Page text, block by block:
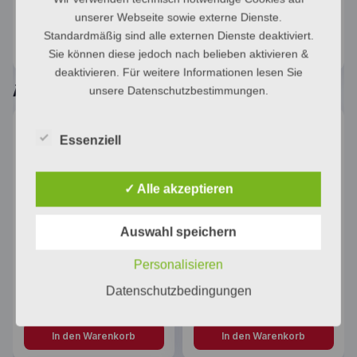
Kategorie: Outlet
Ähnliche Produkte
concept 100
Ursprünglicher Preis war: 561,00 €
Aktueller Preis ist: 249,99 €.
In den Warenkorb
Esylux Funk
92,00
In den Warenkorb
unserer Webseite sowie externe Dienste.
Standardmäßig sind alle externen Dienste deaktiviert.
Sie können diese jedoch nach belieben aktivieren &
deaktivieren. Für weitere Informationen lesen Sie
unsere Datenschutzbestimmungen.
Essenziell
✓ Alle akzeptieren
Auswahl speichern
Personalisieren
Datenschutzbedingungen